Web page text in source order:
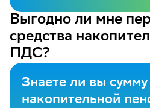
Выгодно ли мне
средства
ПДС?
Знаете ли вы сумму
накопительной